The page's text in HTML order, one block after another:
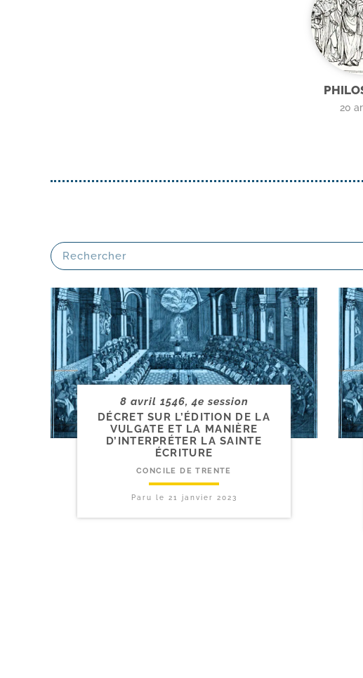
20
8 avril 1546, 4e session
DÉCRET SUR L’ÉDITION DE LA
VULGATE ET LA MANIÈRE
D’INTERPRÉTER LA SAINTE
ÉCRITURE
CONCILE DE TRENTE
Paru le 21 janvier 2023